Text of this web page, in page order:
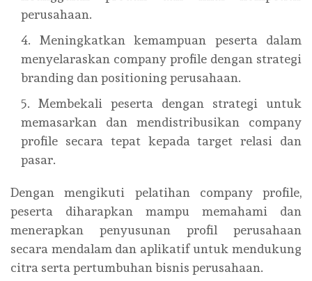
perusahaan.
Meningkatkan kemampuan peserta dalam
menyelaraskan company profile dengan strategi
branding dan positioning perusahaan.
Membekali peserta dengan strategi untuk
memasarkan dan mendistribusikan company
profile secara tepat kepada target relasi dan
pasar.
Dengan mengikuti pelatihan company profile,
peserta diharapkan mampu memahami dan
menerapkan penyusunan profil perusahaan
secara mendalam dan aplikatif untuk mendukung
citra serta pertumbuhan bisnis perusahaan.